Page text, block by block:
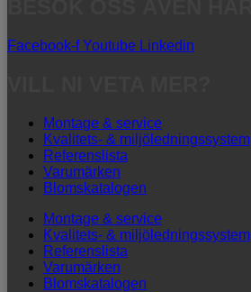
Facebook-f Youtube Linkedin
Montage & service
Kvalitets- & miljöledningssystem
Referenslista
Varumärken
Blomskatalogen
Montage & service
Kvalitets- & miljöledningssystem
Referenslista
Varumärken
Blomskatalogen